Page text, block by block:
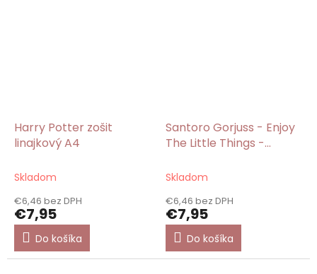
Harry Potter zošit
linajkový A4
Skladom
€6,46 bez DPH
€7,95
Do košíka
Santoro Gorjuss - Enjoy
The Little Things -
Skladom
€6,46 bez DPH
€7,95
Do košíka